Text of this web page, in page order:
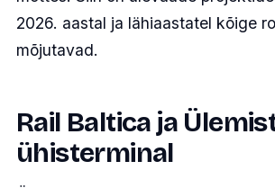
2026. aastal ja lähiaastatel kõige
mõjutavad.
Rail Baltica ja
ühisterminal